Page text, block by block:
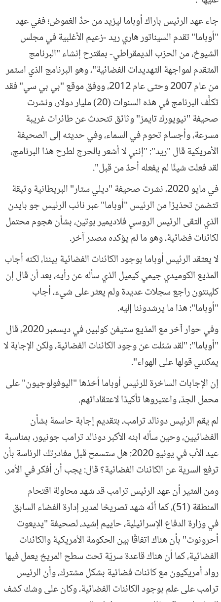
جاء عهد الرئيس باراك أوباما ليزيد من حدِّ الغموض؛ ففي عهد
"أوباما" تقدم السيناتور هاري ريد -زعيم الأغلبية في مجلس
الشيوخ، من الحزب الديمقراطي- بمقترح إنشاء "البرنامج
المتقدم لمواجهة التهديدات الفضائية"، وهو البرنامج الذي استمر
من عام 2007 وحتى عام 2012، ووفق موقع "بي بي سي" فقد
تكلَّف البرنامج في هذه السنوات (20) مليار دولار، ونشرت
صحيفة "نيويورك تايمز" وثائق تتحدث عن طائرات غريبة
مسرعة، وأجسام تحوم في السماء، وفي حديثه إلى الصحيفة
الأمريكية قال "ريد": "إنني لا أشعر بالحرج لطرح هذا البرنامج،
لقد فعلت شيئًا لم يفعله أحدٌ من قبل".
في مايو 2020، نشرت صحيفة "ديلي ستار" البريطانية وثيقة
تتضمن تحذيرًا من الرئيس "أوباما" عبر نائب الرئيس جو بايدن
الذي التقى الرئيس الروسي فلاديمير بوتين، بشأن هجوم محتمل
لكائنات فضائية، وهو ما لم يؤكده مصدر آخر.
لا يعتقد الرئيس أوباما بوجود الكائنات الفضائية بيننا، لكنه أجاب
المذيع الكوميدي جيمي كيميل الذي سأله عن رأيه، بعد أن قال إن
كلينتون راجع سجلات عديدة ولم يعثر على شيء، أجاب
"أوباما": هذا ما يرشدوننا إليه.
وفي حوار آخر مع المذيع ستيفن كولبير، في ديسمبر 2020، قال
"أوباما": "لقد سُئلت عن وجود الكائنات الفضائية، ولكن الإجابة لا
يمكنني قولها على الهواء".
إن الإجابات الساخرة للرئيس أوباما أخذها "اليوفولوجيون" على
محمل الجدّ، واعتبروها تأكيدًا لاعتقاداتهم.
لم يقم الرئيس دونالد ترامب، بتقديم إجابة حاسمة بشأن
الفضائيين، وحين سأله ابنه الأكبر دونالد ترامب جونيور، بمناسبة
عيد الأب في يونيو 2020: هل ستسمح قبل مغادرتك الرئاسة بأن
ترفع السرية عن الكائنات الفضائية؟ قال: يجب أن أفكر في الأمر.
ومن المثير أن عهد الرئيس ترامب قد شهد محاولة اقتحام
المنطقة (51)، كما أنّه شهد تصريحًا لمدير إدارة الفضاء السابق
في وزارة الدفاع الإسرائيلية، حاييم إشيد، لصحيفة "يديعوت
أحرونوت" بأن هناك اتفاقًا بين الحكومة الأمريكية والكائنات
الفضائية، كما أن هناك قاعدة سريّة تحت سطح المريخ يعمل فيها
رواد أمريكيون مع كائنات فضائية بشكل مشترك، وأن الرئيس
ترامب على علم بوجود الكائنات الفضائية، وكان على وشك كشف